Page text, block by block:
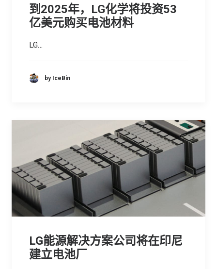
到2025年，LG化学将投资53
亿美元购买电池材料
LG…
by IceBin
LG能源解决方案公司将在印尼
建立电池厂